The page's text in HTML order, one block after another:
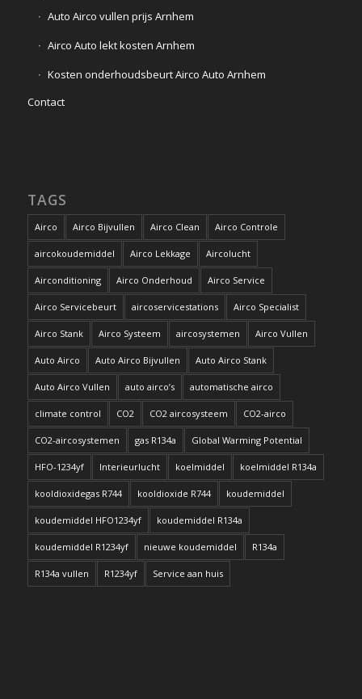
Auto Airco vullen prijs Arnhem
Airco Auto lekt kosten Arnhem
Kosten onderhoudsbeurt Airco Auto Arnhem
Contact
TAGS
Airco Airco Bijvullen Airco Clean Airco Controle
aircokoudemiddel Airco Lekkage Aircolucht
Airconditioning Airco Onderhoud Airco Service
Airco Servicebeurt aircoservicestations Airco Specialist
Airco Stank Airco Systeem aircosystemen Airco Vullen
Auto Airco Auto Airco Bijvullen Auto Airco Stank
Auto Airco Vullen auto airco’s automatische airco
climate control CO2 CO2 aircosysteem CO2-airco
CO2-aircosystemen gas R134a Global Warming Potential
HFO-1234yf Interieurlucht koelmiddel koelmiddel R134a
kooldioxidegas R744 kooldioxide R744 koudemiddel
koudemiddel HFO1234yf koudemiddel R134a
koudemiddel R1234yf nieuwe koudemiddel R134a
R134a vullen R1234yf Service aan huis